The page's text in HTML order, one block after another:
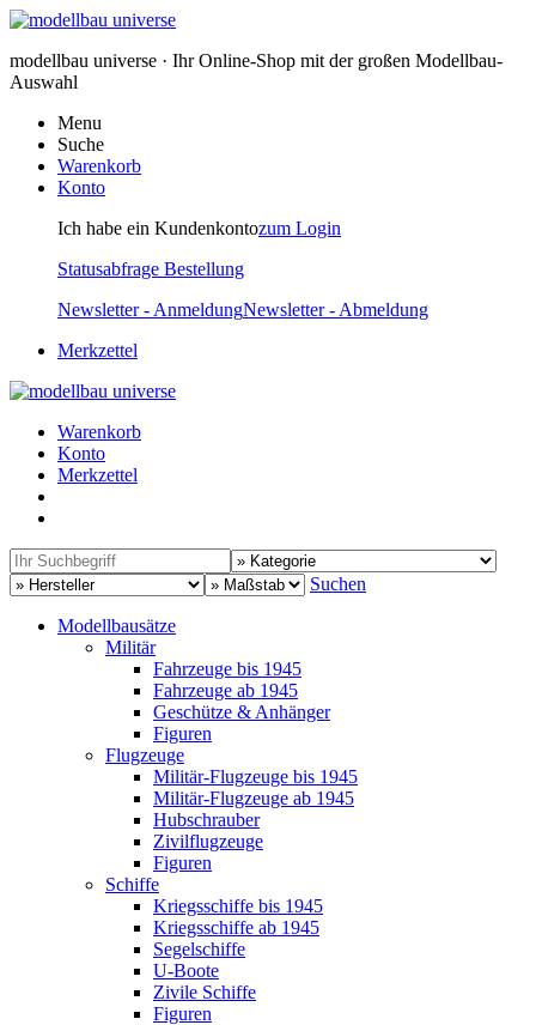
modellbau universe · Ihr Online-Shop mit der großen Modellbau-
Auswahl
Menu
Suche
Warenkorb
Konto
Ich habe ein Kundenkontozum Login
Statusabfrage Bestellung
Newsletter - AnmeldungNewsletter - Abmeldung
Merkzettel
Warenkorb
Konto
Merkzettel
Suchen
Modellbausätze
Militär
Fahrzeuge bis 1945
Fahrzeuge ab 1945
Geschütze & Anhänger
Figuren
Flugzeuge
Militär-Flugzeuge bis 1945
Militär-Flugzeuge ab 1945
Hubschrauber
Zivilflugzeuge
Figuren
Schiffe
Kriegsschiffe bis 1945
Kriegsschiffe ab 1945
Segelschiffe
U-Boote
Zivile Schiffe
Figuren